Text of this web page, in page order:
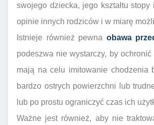
swojego dziecka, jego kształtu
opinie innych rodziców i w miarę
Istnieje również pewna obawa
podeszwa nie wystarczy, by
mają na celu imitowanie chodzenia
bardzo ostrych powierzchni lub
lub po prostu ograniczyć czas ich
Ważne jest również, aby nie